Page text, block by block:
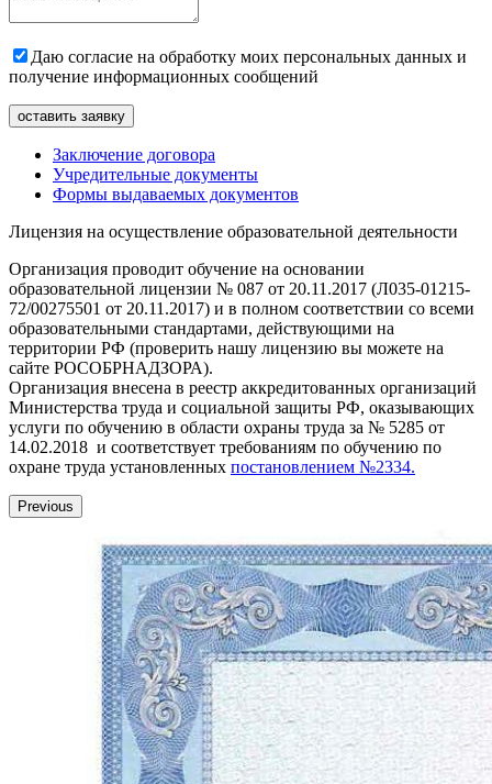
Даю согласие на обработку моих персональных данных и
получение информационных сообщений
Заключение договора
Учредительные документы
Формы выдаваемых документов
Лицензия на осуществление образовательной деятельности
Организация проводит обучение на основании
образовательной лицензии № 087 от 20.11.2017 (Л035-01215-
72/00275501 от 20.11.2017) и в полном соответствии со всеми
образовательными стандартами, действующими на
территории РФ (проверить нашу лицензию вы можете на
сайте РОСОБРНАДЗОРА).
Организация внесена в реестр аккредитованных организаций
Министерства труда и социальной защиты РФ, оказывающих
услуги по обучению в области охраны труда за № 5285 от
14.02.2018 и соответствует требованиям по обучению по
охране труда установленных постановлением №2334.
Previous